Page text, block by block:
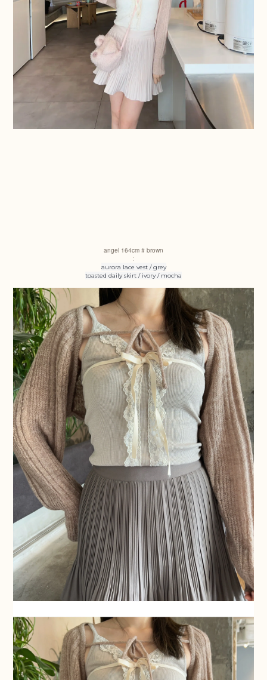
angel 164cm # brown
:
aurora lace vest / grey
toasted daily skirt / ivory / mocha